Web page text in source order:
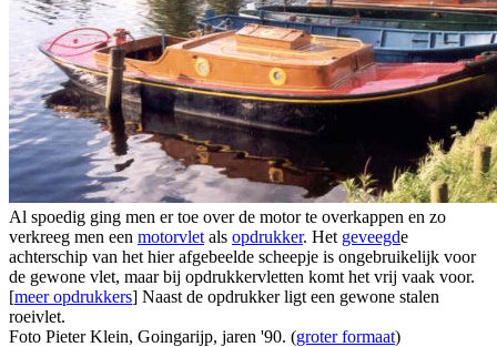
Al spoedig ging men er toe over de motor te overkappen en zo
verkreeg men een motorvlet als opdrukker. Het geveegde
achterschip van het hier afgebeelde scheepje is ongebruikelijk voor
de gewone vlet, maar bij opdrukkervletten komt het vrij vaak voor.
[meer opdrukkers] Naast de opdrukker ligt een gewone stalen
roeivlet.
Foto Pieter Klein, Goingarijp, jaren '90. (groter formaat)